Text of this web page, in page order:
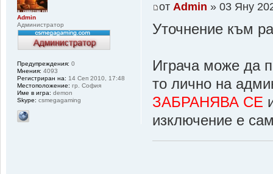
отAdmin » 03 Яну
Уточнение към
Играча може да
то лично на
ЗАБРАНЯВА СЕ
изключение е
Admin
Администратор
Предупреждения: 0
Мнения: 4093
Регистриран на: 14 Сеп 2010, 17:48
Местоположение: гр. София
Име в игра: demon
Skype: csmegagaming